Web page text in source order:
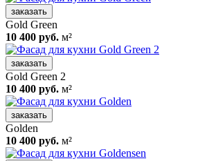
заказать
Gold Green
10 400 руб. м²
заказать
Gold Green 2
10 400 руб. м²
заказать
Golden
10 400 руб. м²